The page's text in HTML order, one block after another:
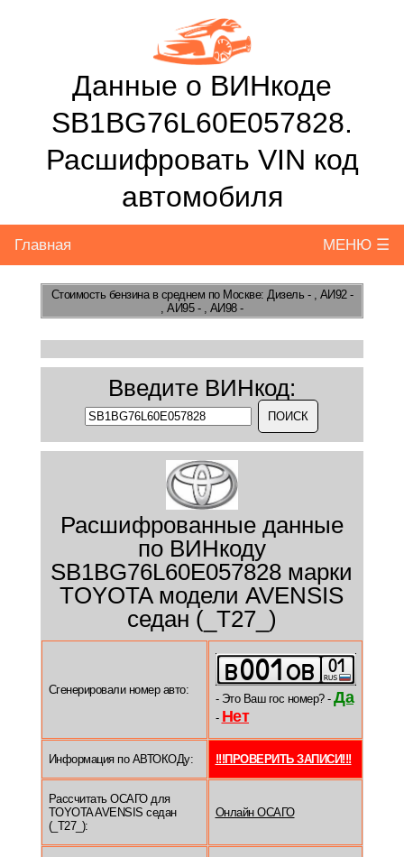
Данные о ВИНкоде
SB1BG76L60E057828.
Расшифровать VIN код
автомобиля
Главная МЕНЮ ☰
Стоимость бензинав среднем по Москве: Дизель - , АИ92 -
, АИ95 - , АИ98 -
Введите ВИНкод:
Расшифрованные данные
по ВИНкоду
SB1BG76L60E057828 марки
TOYOTA модели AVENSIS
седан (_T27_)
Сгенерировали номер авто:
- Это Ваш гос номер? - Да
- Нет
Информация по АВТОКОДу: !!!ПРОВЕРИТЬ ЗАПИСИ!!!
Рассчитать ОСАГО для
TOYOTA AVENSIS седан
(_T27_):
Онлайн ОСАГО